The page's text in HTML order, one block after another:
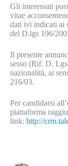
Gli interessati
vitae
dati ivi indicati ai
del D.lgs 196/
Il presente
sesso (Rif. D.
nazionalità, ai
216/03.
Per candidarsi
piattaforma
link: http://